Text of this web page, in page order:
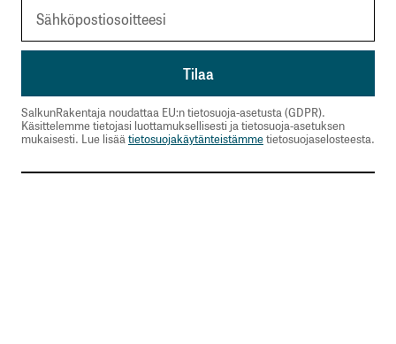
SalkunRakentaja noudattaa EU:n tietosuoja-asetusta (GDPR).
Käsittelemme tietojasi luottamuksellisesti ja tietosuoja-asetuksen
mukaisesti. Lue lisäätietosuojakäytänteistämmetietosuojaselosteesta.